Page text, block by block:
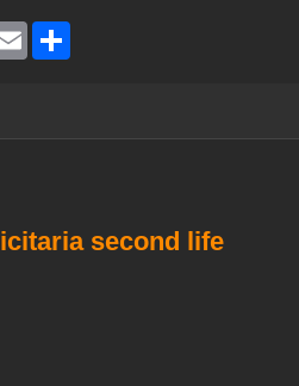
E
second life